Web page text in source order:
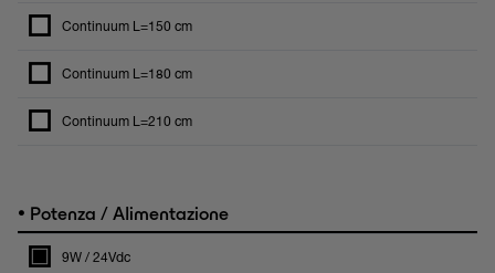
Continuum L=150 cm
Continuum L=180 cm
Continuum L=210 cm
• Potenza / Alimentazione
9W / 24Vdc